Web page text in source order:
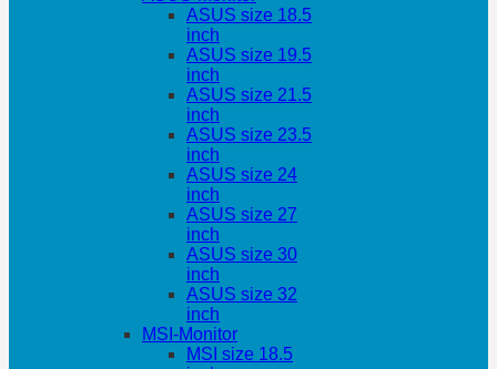
ASUS size 18.5
inch
ASUS size 19.5
inch
ASUS size 21.5
inch
ASUS size 23.5
inch
ASUS size 24
inch
ASUS size 27
inch
ASUS size 30
inch
ASUS size 32
inch
MSI-Monitor
MSI size 18.5